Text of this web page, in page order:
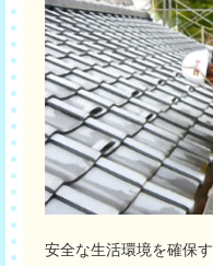
安全な生活環境を確保